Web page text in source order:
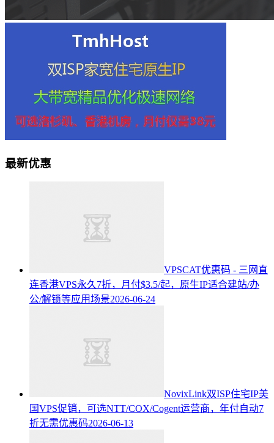
最新优惠
VPSCAT优惠码 - 三网直
连香港VPS永久7折，月付$3.5/起，原生IP适合建站/办
公/解锁等应用场景2026-06-24
NovixLink双ISP住宅IP美
国VPS促销，可选NTT/COX/Cogent运营商，年付自动7
折无需优惠码2026-06-13